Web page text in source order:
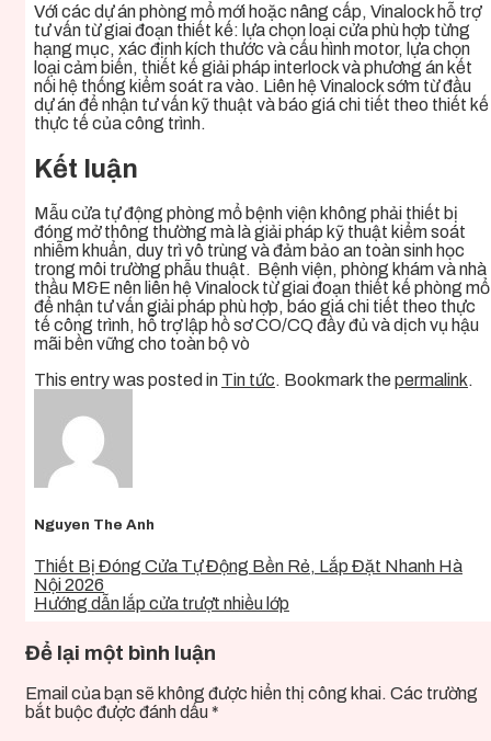
Với các dự án phòng mổ mới hoặc nâng cấp, Vinalock hỗ trợ
tư vấn từ giai đoạn thiết kế: lựa chọn loại cửa phù hợp từng
hạng mục, xác định kích thước và cấu hình motor, lựa chọn
loại cảm biến, thiết kế giải pháp interlock và phương án kết
nối hệ thống kiểm soát ra vào. Liên hệ Vinalock sớm từ đầu
dự án để nhận tư vấn kỹ thuật và báo giá chi tiết theo thiết kế
thực tế của công trình.
Kết luận
Mẫu cửa tự động phòng mổ bệnh viện không phải thiết bị
đóng mở thông thường mà là giải pháp kỹ thuật kiểm soát
nhiễm khuẩn, duy trì vô trùng và đảm bảo an toàn sinh học
trong môi trường phẫu thuật. Bệnh viện, phòng khám và nhà
thầu M&E nên liên hệ Vinalock từ giai đoạn thiết kế phòng mổ
để nhận tư vấn giải pháp phù hợp, báo giá chi tiết theo thực
tế công trình, hỗ trợ lập hồ sơ CO/CQ đầy đủ và dịch vụ hậu
mãi bền vững cho toàn bộ vò
This entry was posted in Tin tức. Bookmark thepermalink.
Nguyen The Anh
Thiết Bị Đóng Cửa Tự Động Bền Rẻ, Lắp Đặt Nhanh Hà
Nội 2026
Hướng dẫn lắp cửa trượt nhiều lớp
Để lại một bình luận
Email của bạn sẽ không được hiển thị công khai. Các trường
bắt buộc được đánh dấu *